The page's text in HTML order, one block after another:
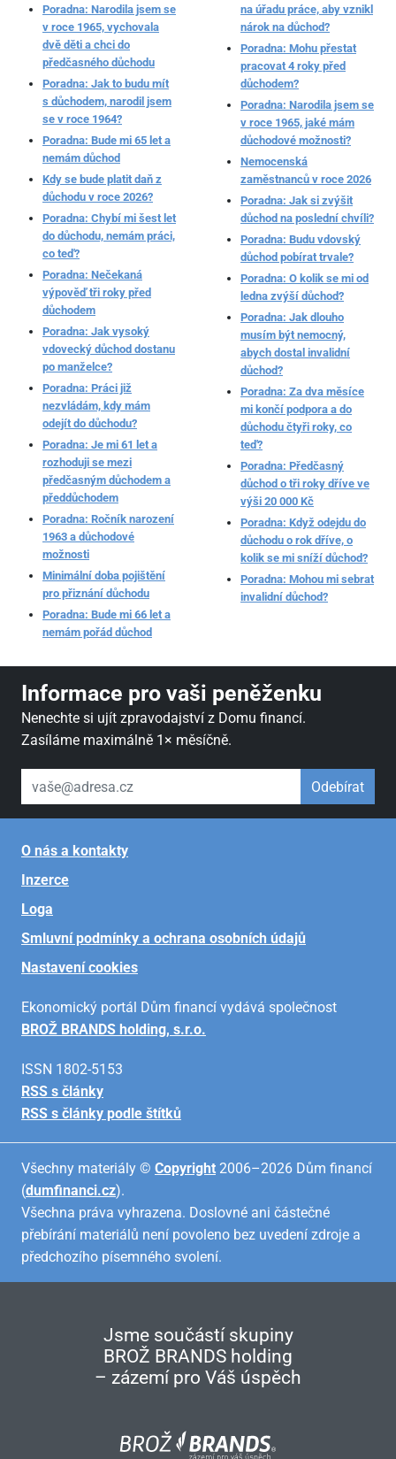
Poradna: Narodila jsem se
v roce 1965, vychovala
dvě děti a chci do
předčasného důchodu
Poradna: Jak to budu mít
s důchodem, narodil jsem
se v roce 1964?
Poradna: Bude mi 65 let a
nemám důchod
Kdy se bude platit daň z
důchodu v roce 2026?
Poradna: Chybí mi šest let
do důchodu, nemám práci,
co teď?
Poradna: Nečekaná
výpověď tři roky před
důchodem
Poradna: Jak vysoký
vdovecký důchod dostanu
po manželce?
Poradna: Práci již
nezvládám, kdy mám
odejít do důchodu?
Poradna: Je mi 61 let a
rozhoduji se mezi
předčasným důchodem a
předdůchodem
Poradna: Ročník narození
1963 a důchodové
možnosti
Minimální doba pojištění
pro přiznání důchodu
Poradna: Bude mi 66 let a
nemám pořád důchod
na úřadu práce, aby vznikl
nárok na důchod?
Poradna: Mohu přestat
pracovat 4 roky před
důchodem?
Poradna: Narodila jsem se
v roce 1965, jaké mám
důchodové možnosti?
Nemocenská
zaměstnanců v roce 2026
Poradna: Jak si zvýšit
důchod na poslední chvíli?
Poradna: Budu vdovský
důchod pobírat trvale?
Poradna: O kolik se mi od
ledna zvýší důchod?
Poradna: Jak dlouho
musím být nemocný,
abych dostal invalidní
důchod?
Poradna: Za dva měsíce
mi končí podpora a do
důchodu čtyři roky, co
teď?
Poradna: Předčasný
důchod o tři roky dříve ve
výši 20 000 Kč
Poradna: Když odejdu do
důchodu o rok dříve, o
kolik se mi sníží důchod?
Poradna: Mohou mi sebrat
invalidní důchod?
Informace pro vaši peněženku
Nenechte si ujít zpravodajství z Domu financí.
Zasíláme maximálně 1× měsíčně.
váš email Odebírat
O nás a kontakty
Inzerce
Loga
Smluvní podmínky a ochrana osobních údajů
Nastavení cookies
Ekonomický portál Dům financí vydává společnost
BROŽ BRANDS holding, s.r.o.
ISSN 1802-5153
RSS s články
RSS s články podle štítků
Všechny materiály © Copyright 2006–2026 Dům financí
(dumfinanci.cz).
Všechna práva vyhrazena. Doslovné ani částečné
přebírání materiálů není povoleno bez uvedení zdroje a
předchozího písemného svolení.
Jsme součástí skupiny
BROŽ BRANDS holding
– zázemí pro Váš úspěch